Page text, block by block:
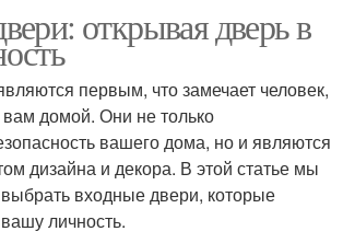
открывая дверь в
первым, что замечает человек,
вам домой. Они не только
вашего дома, но и являются
дизайна и декора. В этой статье мы
входные двери, которые
личность.